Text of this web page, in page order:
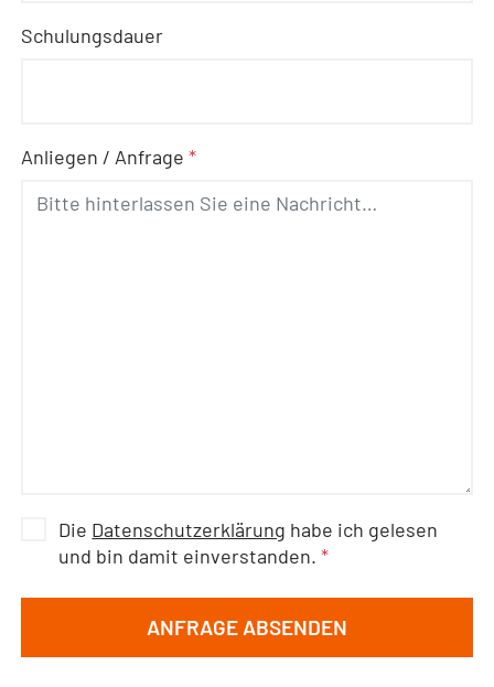
Schulungsdauer
Anliegen / Anfrage*
Die Datenschutzerklärung habe ich gelesen
und bin damit einverstanden.*
ANFRAGE ABSENDEN